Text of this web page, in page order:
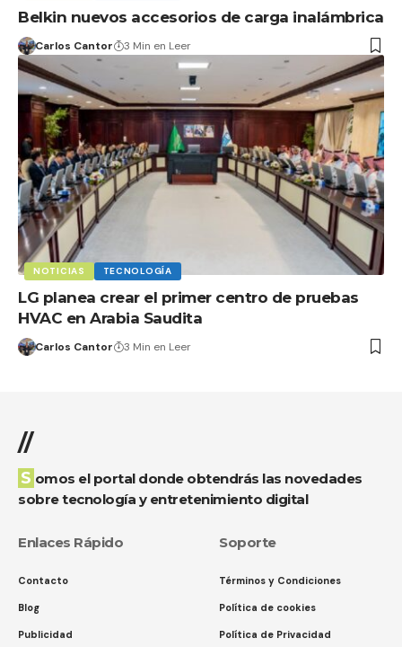
Belkin nuevos accesorios de carga inalámbrica
Carlos Cantor 3 Min en Leer
NOTICIAS TECNOLOGÍA
LG planea crear el primer centro de pruebas
HVAC en Arabia Saudita
Carlos Cantor 3 Min en Leer
//
Somos el portal donde obtendrás las novedades
sobre tecnología y entretenimiento digital
Enlaces Rápido
Contacto
Blog
Publicidad
Soporte
Términos y Condiciones
Política de cookies
Política de Privacidad